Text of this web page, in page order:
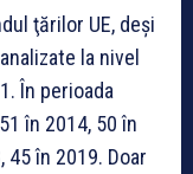
ţărilor UE, deşi
la nivel
În perioada
în 2014, 50 în
45 în 2019. Doar